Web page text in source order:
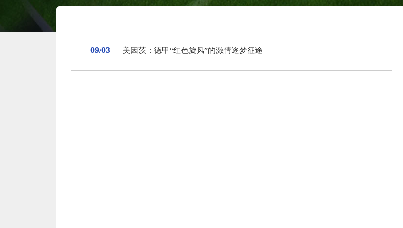
09/03 美因茨：德甲“红色旋风”的激情逐梦征途